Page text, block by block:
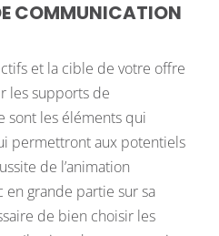
COMMUNICATION
et la cible de votre offre
les supports de
sont les éléments qui
permettront aux potentiels
de l’animation
grande partie sur sa
de bien choisir les